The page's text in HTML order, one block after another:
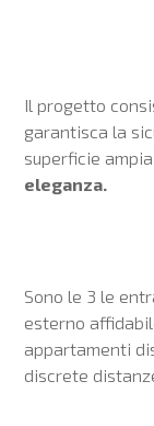
Il progetto
garantisca la
superficie
eleganza.
Sono le 3 le
esterno
appartamenti
discrete